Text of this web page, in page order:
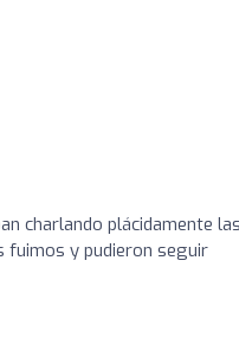
charlando plácidamente
fuimos y pudieron seguir